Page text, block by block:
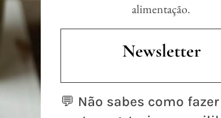
alimentação.
Newsletter
💬 Não sabes como